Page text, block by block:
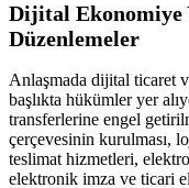
Dijital Ekonomiye
Düzenlemeler
Anlaşmada dijital ticaret
başlıkta hükümler yer
transferlerine engel
çerçevesinin kurulması,
teslimat hizmetleri,
elektronik imza ve ticari